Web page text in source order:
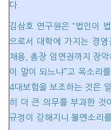
다.
김삼호 연구원은 “법인이
으로서 대학에 가지는 경영
채용, 총장 임면권까지 장
이 말이 되느냐”고 목소리
4대보험을 보조하는 것은
히 더 큰 의무를 부과한 것
규정이 강해지니 볼멘소리